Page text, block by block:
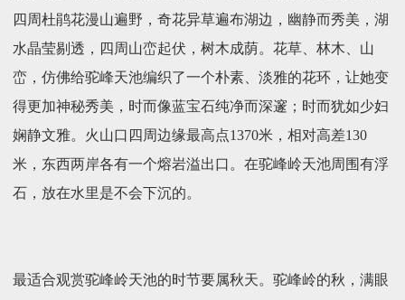
四周杜鹃花漫山遍野，奇花异草遍布湖边，幽静而秀美，湖
水晶莹剔透，四周山峦起伏，树木成荫。花草、林木、山
峦，仿佛给驼峰天池编织了一个朴素、淡雅的花环，让她变
得更加神秘秀美，时而像蓝宝石纯净而深邃；时而犹如少妇
娴静文雅。火山口四周边缘最高点1370米，相对高差130
米，东西两岸各有一个熔岩溢出口。在驼峰岭天池周围有浮
石，放在水里是不会下沉的。
最适合观赏驼峰岭天池的时节要属秋天。驼峰岭的秋，满眼